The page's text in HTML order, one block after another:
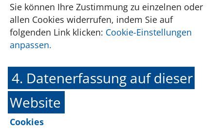
Sie können Ihre Zustimmung zu einzelnen oder
allen Cookies widerrufen, indem Sie auf
folgenden Link klicken: Cookie-Einstellungen
anpassen.
4. Datenerfassung auf dieser
Website
Cookies